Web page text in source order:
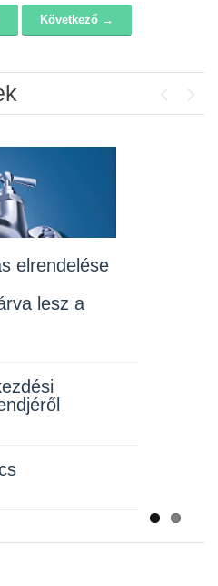
Következő →
elrendelése
lesz a
kisegítő
téri